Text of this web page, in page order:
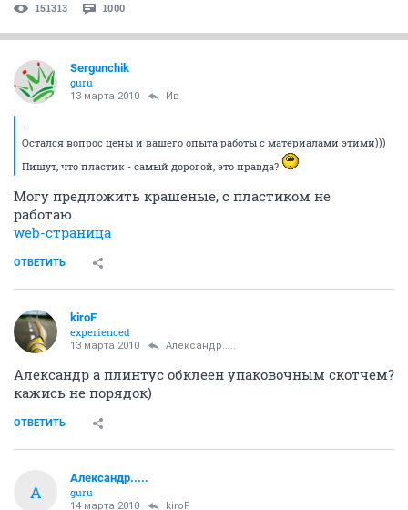
151313 1000
Sergunchik
guru
13 марта 2010 Ив
...
Остался вопрос цены и вашего опыта работы с материалами этими)))
Пишут, что пластик - самый дорогой, это правда?
Могу предложить крашеные, с пластиком не
работаю.
web-страница
ОТВЕТИТЬ
kiroF
experienced
13 марта 2010 Александр.....
Александр а плинтус обклеен упаковочным скотчем?
кажись не порядок)
ОТВЕТИТЬ
А
Александр.....
guru
14 марта 2010 kiroF